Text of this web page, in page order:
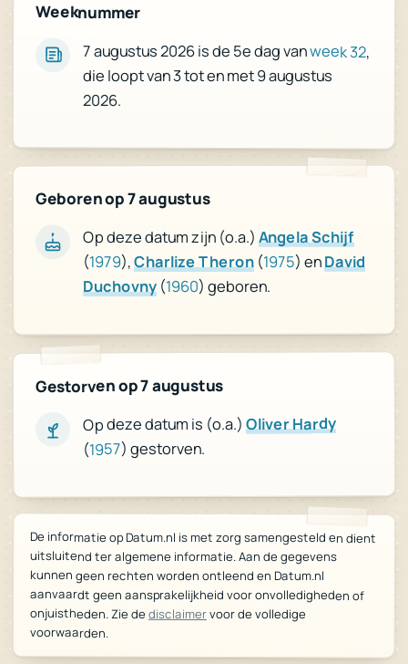
Weeknummer
7 augustus 2026 is de 5e dag vanweek 32,
die loopt van 3 tot en met 9 augustus
2026.
Geboren op 7 augustus
Op deze datum zijn (o.a.) Angela Schijf
(1979),Charlize Theron (1975) enDavid
Duchovny (1960) geboren.
Gestorven op 7 augustus
Op deze datum is (o.a.)Oliver Hardy
(1957) gestorven.
De informatie op Datum.nl is met zorg samengesteld en dient
uitsluitend ter algemene informatie. Aan de gegevens
kunnen geen rechten worden ontleend en Datum.nl
aanvaardt geen aansprakelijkheid voor onvolledigheden of
onjuistheden. Zie de disclaimervoor de volledige
voorwaarden.